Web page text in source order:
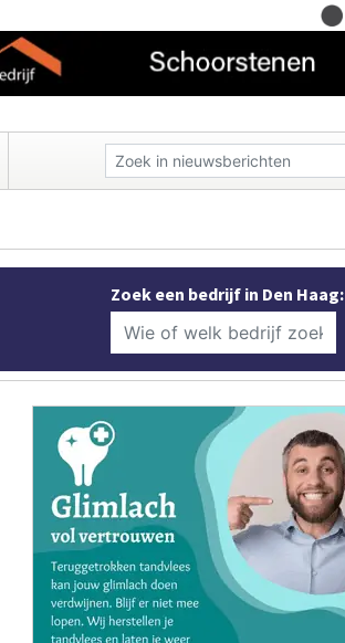
Zoek een bedrijf in Den Haag: